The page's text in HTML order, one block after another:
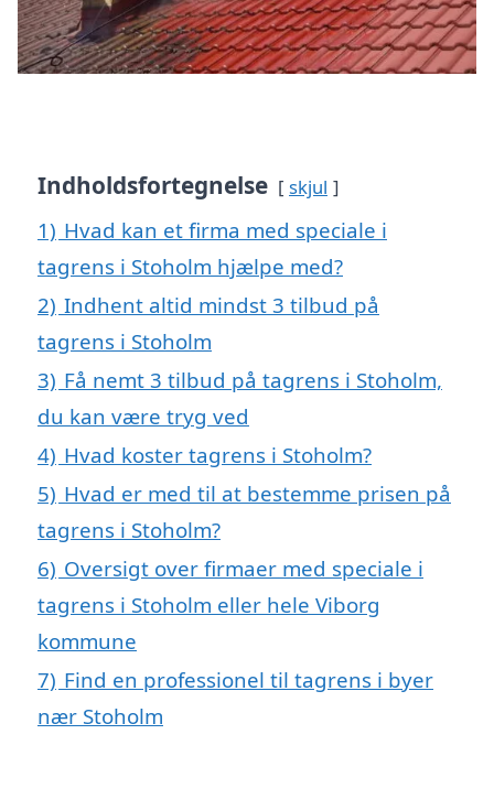
Indholdsfortegnelse skjul
1) Hvad kan et firma med speciale i
tagrens i Stoholm hjælpe med?
2) Indhent altid mindst 3 tilbud på
tagrens i Stoholm
3) Få nemt 3 tilbud på tagrens i Stoholm,
du kan være tryg ved
4) Hvad koster tagrens i Stoholm?
5) Hvad er med til at bestemme prisen på
tagrens i Stoholm?
6) Oversigt over firmaer med speciale i
tagrens i Stoholm eller hele Viborg
kommune
7) Find en professionel til tagrens i byer
nær Stoholm